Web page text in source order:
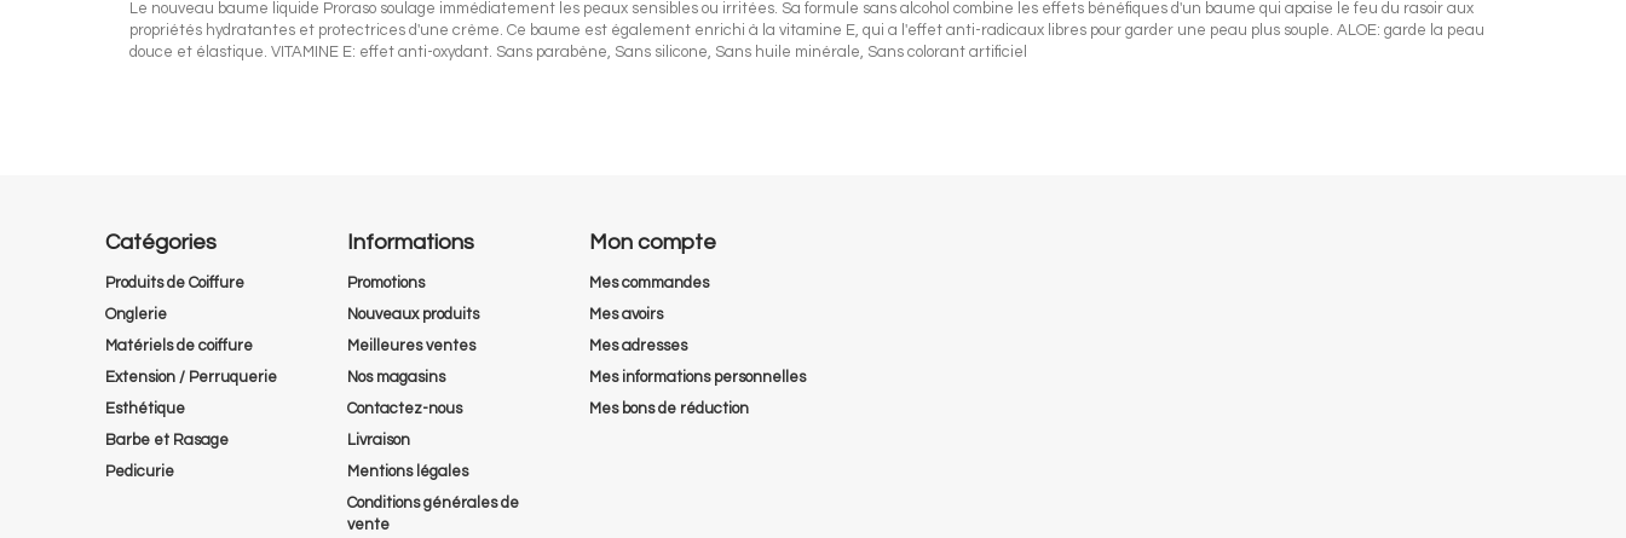
Le nouveau baume liquide Proraso soulage immédiatement les peaux sensibles ou irritées. Sa formule sans alcohol combine les effets bénéfiques d'un baume qui apaise le feu du rasoir aux
propriétés hydratantes et protectrices d'une crème. Ce baume est également enrichi à la vitamine E, qui a l'effet anti-radicaux libres pour garder une peau plus souple. ALOE: garde la peau
douce et élastique. VITAMINE E: effet anti-oxydant. Sans parabène, Sans silicone, Sans huile minérale, Sans colorant artificiel
Catégories
Produits de Coiffure
Onglerie
Matériels de coiffure
Extension / Perruquerie
Esthétique
Barbe et Rasage
Pedicurie
Informations
Promotions
Nouveaux produits
Meilleures ventes
Nos magasins
Contactez-nous
Livraison
Mentions légales
Conditions générales de
vente
Mon compte
Mes commandes
Mes avoirs
Mes adresses
Mes informations personnelles
Mes bons de réduction